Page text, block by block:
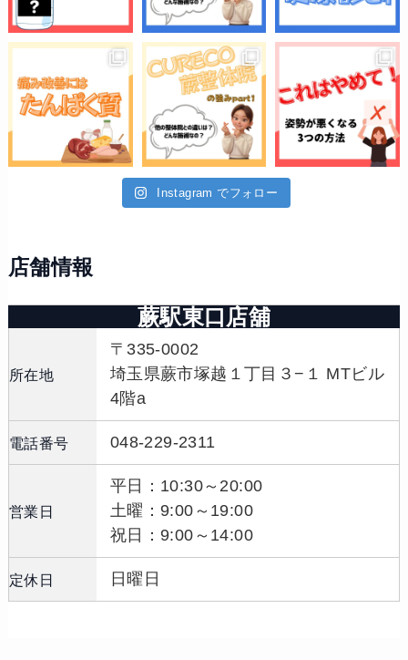
Instagram でフォロー
店舗情報
蕨駅東口店舖
所在地
〒335-0002
埼玉県蕨市塚越１丁目３−１ MTビル
4階a
電話番号 048-229-2311
営業日
平日：10:30～20:00
土曜：9:00～19:00
祝日：9:00～14:00
定休日 日曜日